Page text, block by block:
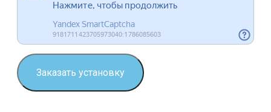
Заказать установку